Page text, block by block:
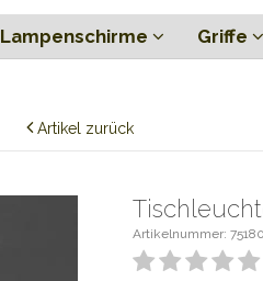
Lampenschirme Griffe
Artikel zurück
Artikelnummer: 75180